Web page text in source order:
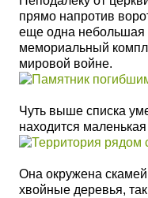
прямо напротив
еще одна небольшая
мемориальный
мировой войне.
Чуть выше списка
находится
Она окружена
хвойные деревья,